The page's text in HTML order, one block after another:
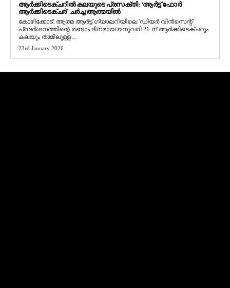
ആർക്കിടെക്ചറിൽ കലയുടെ പ്രസക്തി: ‘ആർട്ട് ഫോർ
ആർക്കിടെക്ചർ’ ചർച്ച ആത്മയിൽ
​കോഴിക്കോട്: ആത്മ ആർട്ട് ഗ്യാലറിയിലെ 'ഡിയർ വിൻസെന്റ്'
പ്രദർശനത്തിന്റെ രണ്ടാം ദിനമായ ജനുവരി 21-ന് ആർക്കിടെക്ചറും
കലയും തമ്മിലുള്ള...
23rd January 2026